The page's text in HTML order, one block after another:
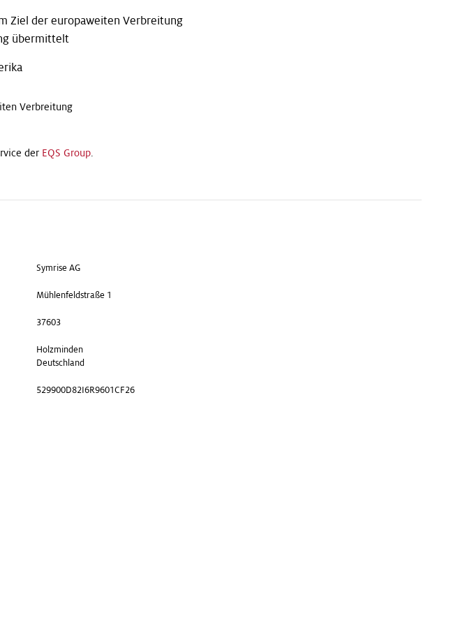
Ziel der europaweiten Verbreitung
übermittelt
Verbreitung
der EQS Group.
Symrise AG
Mühlenfeldstraße 1
37603
Holzminden
Deutschland
529900D82I6R9601CF26